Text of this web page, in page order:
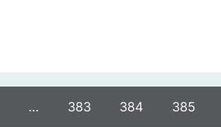
… 383 384 385